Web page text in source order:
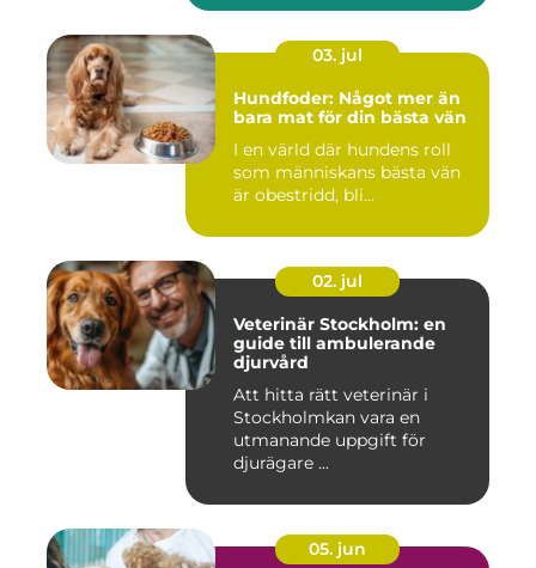
03. jul
Hundfoder: Något mer än
bara mat för din bästa vän
I en värld där hundens roll
som människans bästa vän
är obestridd, bli...
02. jul
Veterinär Stockholm: en
guide till ambulerande
djurvård
Att hitta rätt veterinär i
Stockholmkan vara en
utmanande uppgift för
djurägare ...
05. jun